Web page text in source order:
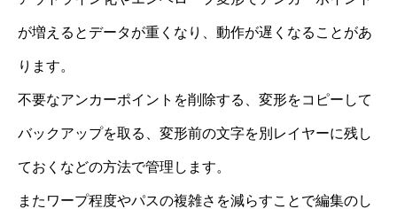
が増えるとデータが重くなり、動作が遅くなることがあ
ります。
不要なアンカーポイントを削除する、変形をコピーして
バックアップを取る、変形前の文字を別レイヤーに残し
ておくなどの方法で管理します。
またワープ程度やパスの複雑さを減らすことで編集のし